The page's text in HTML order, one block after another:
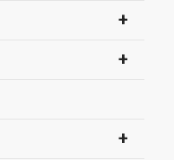
+
+
+